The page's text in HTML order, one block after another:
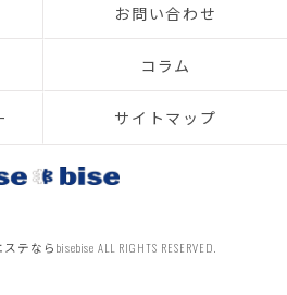
お問い合わせ
コラム
サイトマップ
ならbisebise ALL RIGHTS RESERVED.